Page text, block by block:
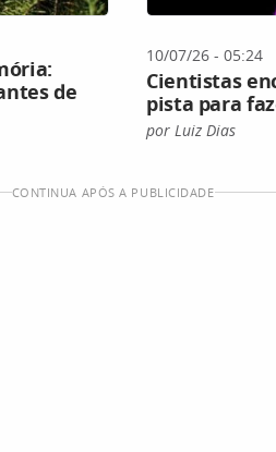
de
10/07/26 - 05:24
Cientistas
pista para
por Luiz Dias
CONTINUA APÓS A PUBLICIDADE